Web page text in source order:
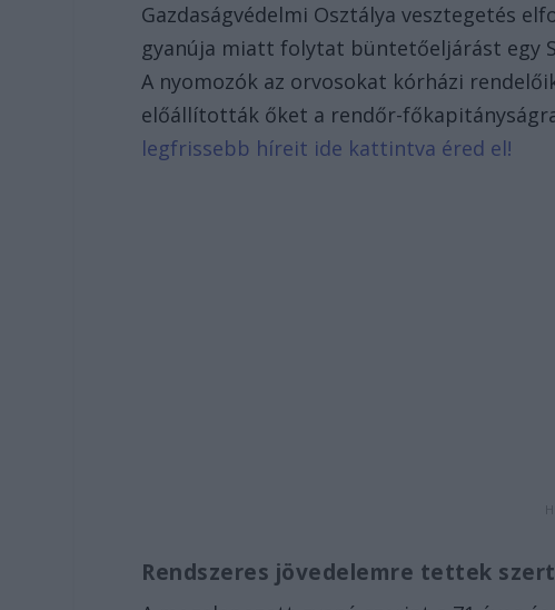
Gazdaságvédelmi Osztálya vesztegetés
gyanúja miatt folytat büntetőeljárást egy
A nyomozók az orvosokat kórházi
előállították őket a rendőr-
legfrissebb híreit ide kattintva éred el!
Rendszeres jövedelemre tettek szert